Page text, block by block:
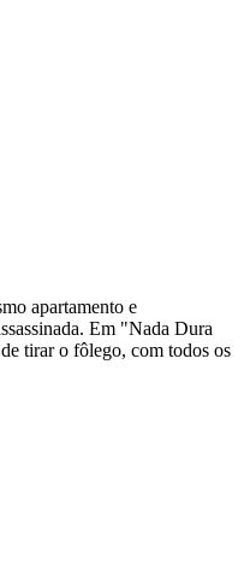
apartamento e
Em "Nada Dura
tirar o fôlego, com todos os